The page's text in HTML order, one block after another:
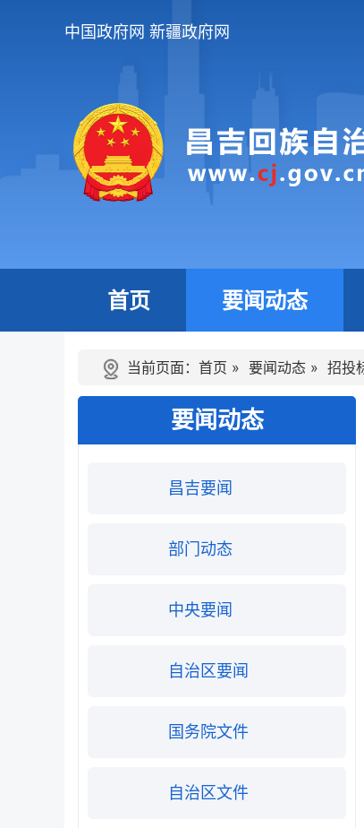
中国政府网 新疆政府网
首页 要闻动态
当前页面： 首页 » 要闻动态 » 招投
要闻动态
昌吉要闻
部门动态
中央要闻
自治区要闻
国务院文件
自治区文件